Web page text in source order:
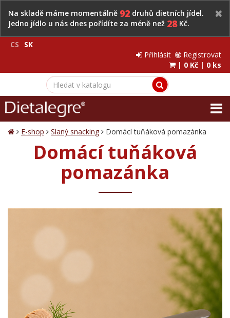
Na skladě máme momentálně 92 druhů dietních jídel.
Jedno jídlo u nás dnes pořídíte za méně než 28Kč.
CS
SK
Přihlásit
Registrovat
| 0 Kč | 0 ks
E-shop Slaný snacking Domácí tuňáková pomazánka
Domácí tuňáková
pomazánka